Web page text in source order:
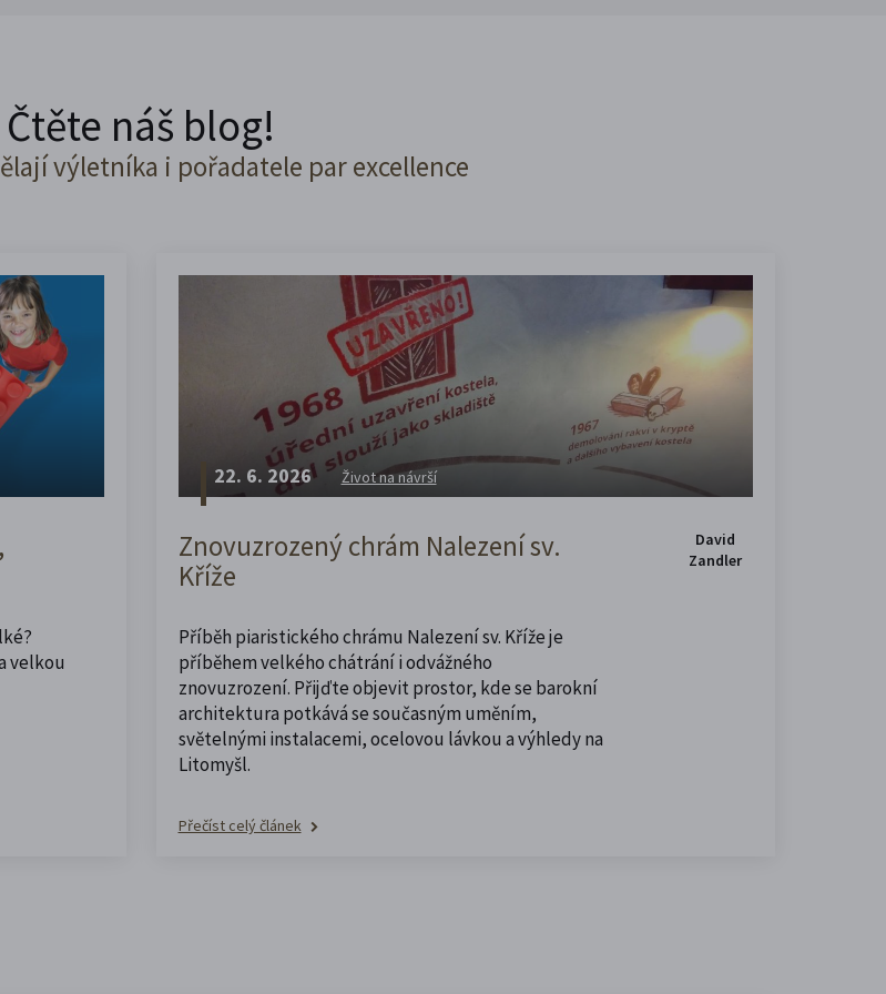
Čtěte náš blog!
výletníka i pořadatele par excellence
velkou
22. 6. 2026 Život na návrší
Znovuzrozený chrám Nalezení sv.
Kříže
Příběh piaristického chrámu Nalezení sv. Kříže je
příběhem velkého chátrání i odvážného
znovuzrození. Přijďte objevit prostor, kde se barokní
architektura potkává se současným uměním,
světelnými instalacemi, ocelovou lávkou a výhledy na
Litomyšl.
Přečíst celý článek
David
Zandler